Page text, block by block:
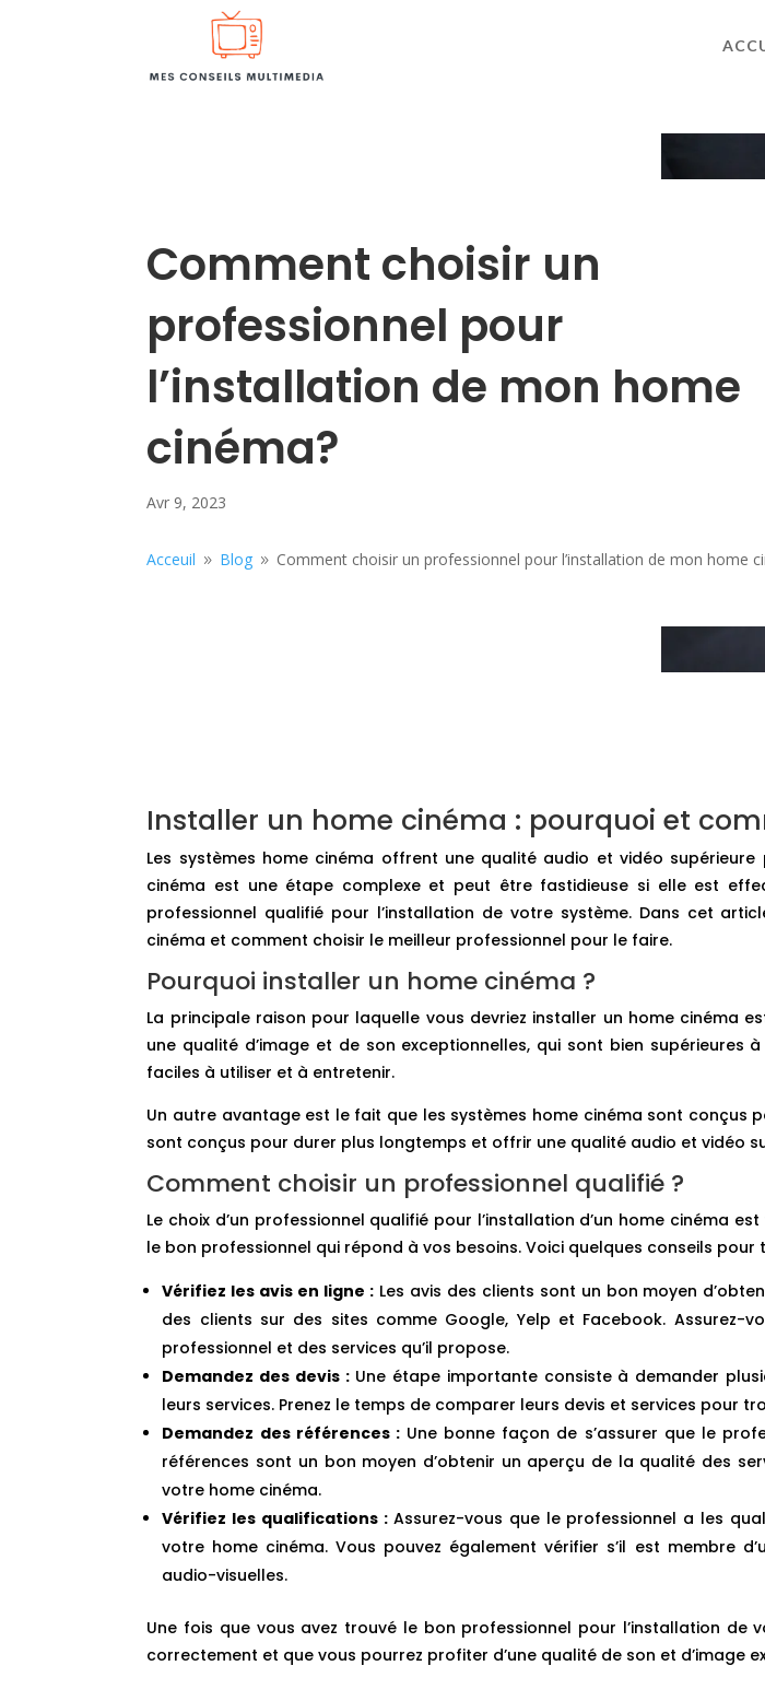
Comment choisir un
professionnel pour
l’installation de mon home
cinéma?
Avr 9, 2023
Acceuil 9 Blog 9 Comment choisir un professionnel pour l’installation de mon home
Installer un home cinéma : pourquoi et
Les systèmes home cinéma offrent une qualité audio et vidéo
cinéma est une étape complexe et peut être fastidieuse si elle est
professionnel qualifié pour l’installation de votre système. Dans cet
cinéma et comment choisir le meilleur professionnel pour le faire.
Pourquoi installer un home cinéma ?
La principale raison pour laquelle vous devriez installer un home cinéma
une qualité d’image et de son exceptionnelles, qui sont bien
faciles à utiliser et à entretenir.
Un autre avantage est le fait que les systèmes home cinéma sont conçus
sont conçus pour durer plus longtemps et offrir une qualité audio et vidéo
Comment choisir un professionnel qualifié ?
Le choix d’un professionnel qualifié pour l’installation d’un home cinéma
le bon professionnel qui répond à vos besoins. Voici quelques conseils pour
Vérifiez les avis en ligne : Les avis des clients sont un bon moyen
des clients sur des sites comme Google, Yelp et Facebook.
professionnel et des services qu’il propose.
Demandez des devis :Une étape importante consiste à demander
leurs services. Prenez le temps de comparer leurs devis et services pour
Demandez des références :Une bonne façon de s’assurer que le
références sont un bon moyen d’obtenir un aperçu de la qualité des
votre home cinéma.
Vérifiez les qualifications :Assurez-vous que le professionnel a les
votre home cinéma. Vous pouvez également vérifier s’il est membre
audio-visuelles.
Une fois que vous avez trouvé le bon professionnel pour l’installation
correctement et que vous pourrez profiter d’une qualité de son et d’image